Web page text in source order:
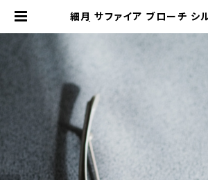
細月 サファイア ブローチ シ
ー ネックレス ピアス 指輪